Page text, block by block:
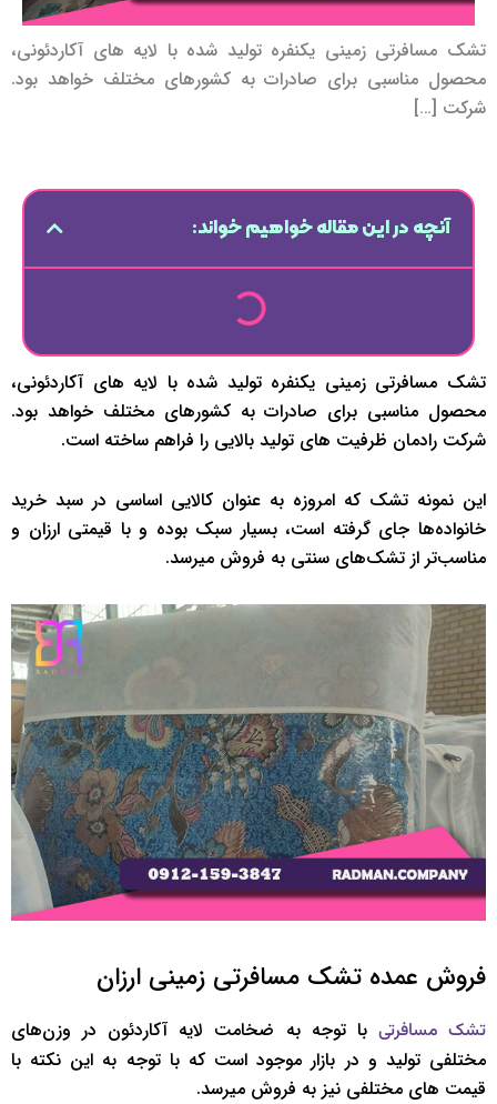
تشک مسافرتی زمینی یکنفره تولید شده با لایه های آکاردئونی،
محصول مناسبی برای صادرات به کشورهای مختلف خواهد بود.
شرکت […]
آنچه در این مقاله خواهیم خواند:
تشک مسافرتی زمینی یکنفره تولید شده با لایه های آکاردئونی،
محصول مناسبی برای صادرات به کشورهای مختلف خواهد بود.
شرکت رادمان ظرفیت های تولید بالایی را فراهم ساخته است.
این نمونه تشک که امروزه به عنوان کالایی اساسی در سبد خرید
خانواده‌ها جای گرفته است، بسیار سبک بوده و با قیمتی ارزان و
مناسب‌تر از تشک‌های سنتی به فروش میرسد.
فروش عمده تشک مسافرتی زمینی ارزان
تشک مسافرتی با توجه به ضخامت لایه آکاردئون در وزن‌های
مختلفی تولید و در بازار موجود است که با توجه به این نکته با
قیمت های مختلفی نیز به فروش میرسد.